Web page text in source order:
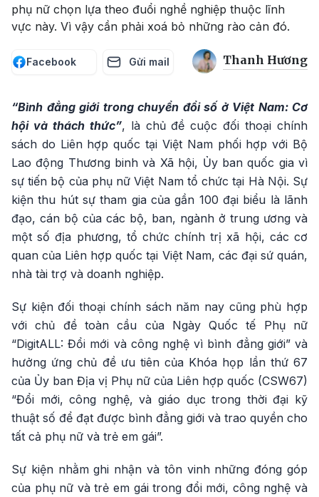
phụ nữ chọn lựa theo đuổi nghề nghiệp thuộc lĩnh
vực này. Vì vậy cần phải xoá bỏ những rào cản đó.
Facebook Gửi mail Thanh Hương
“Bình đẳng giới trong chuyển đổi số ở Việt Nam: Cơ
hội và thách thức”, là chủ đề cuộc đối thoại chính
sách do Liên hợp quốc tại Việt Nam phối hợp với Bộ
Lao động Thương binh và Xã hội, Ủy ban quốc gia vì
sự tiến bộ của phụ nữ Việt Nam tổ chức tại Hà Nội. Sự
kiện thu hút sự tham gia của gần 100 đại biểu là lãnh
đạo, cán bộ của các bộ, ban, ngành ở trung ương và
một số địa phương, tổ chức chính trị xã hội, các cơ
quan của Liên hợp quốc tại Việt Nam, các đại sứ quán,
nhà tài trợ và doanh nghiệp.
Sự kiện đối thoại chính sách năm nay cũng phù hợp
với chủ đề toàn cầu của Ngày Quốc tế Phụ nữ
“DigitALL: Đổi mới và công nghệ vì bình đẳng giới” và
hưởng ứng chủ đề ưu tiên của Khóa họp lần thứ 67
của Ủy ban Địa vị Phụ nữ của Liên hợp quốc (CSW67)
“Đổi mới, công nghệ, và giáo dục trong thời đại kỹ
thuật số để đạt được bình đẳng giới và trao quyền cho
tất cả phụ nữ và trẻ em gái”.
Sự kiện nhằm ghi nhận và tôn vinh những đóng góp
của phụ nữ và trẻ em gái trong đổi mới, công nghệ và